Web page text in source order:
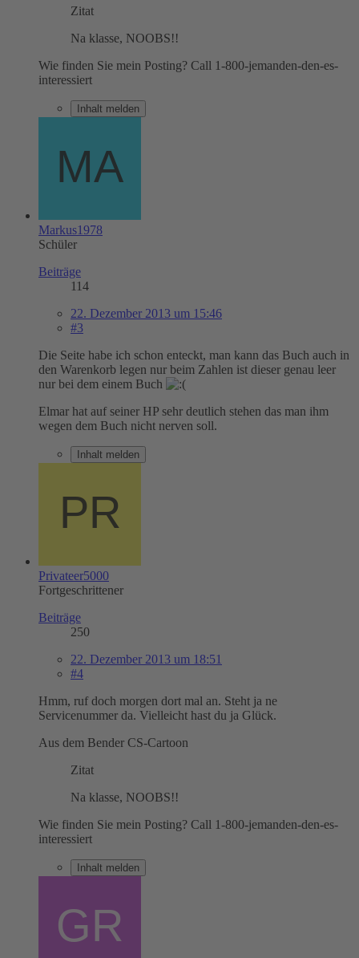
Zitat
Na klasse, NOOBS!!
Wie finden Sie mein Posting? Call 1-800-jemanden-den-es-
interessiert
Inhalt melden
Markus1978
Schüler
Beiträge
114
22. Dezember 2013 um 15:46
#3
Die Seite habe ich schon enteckt, man kann das Buch auch in
den Warenkorb legen nur beim Zahlen ist dieser genau leer
nur bei dem einem Buch
Elmar hat auf seiner HP sehr deutlich stehen das man ihm
wegen dem Buch nicht nerven soll.
Inhalt melden
Privateer5000
Fortgeschrittener
Beiträge
250
22. Dezember 2013 um 18:51
#4
Hmm, ruf doch morgen dort mal an. Steht ja ne
Servicenummer da. Vielleicht hast du ja Glück.
Aus dem Bender CS-Cartoon
Zitat
Na klasse, NOOBS!!
Wie finden Sie mein Posting? Call 1-800-jemanden-den-es-
interessiert
Inhalt melden